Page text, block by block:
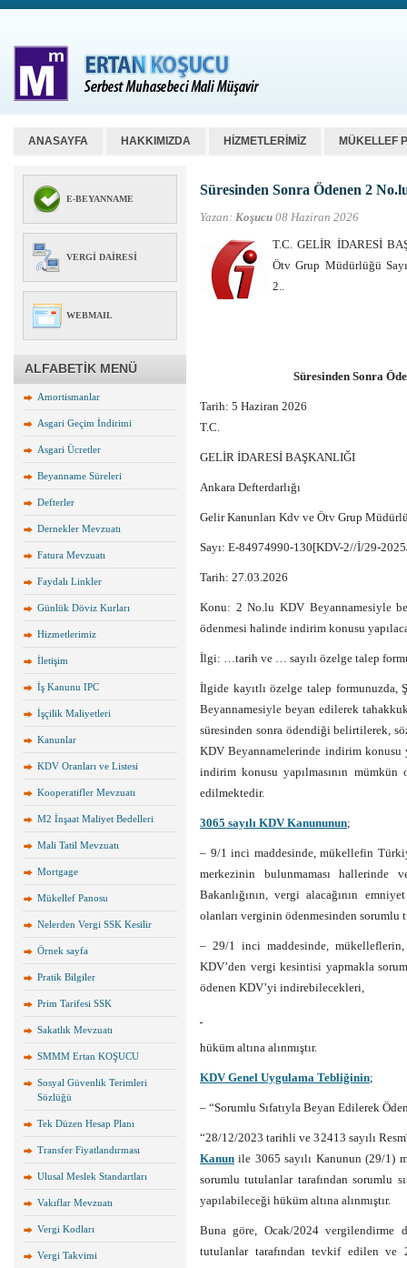
ANASAYFA HAKKIMIZDA HİZMETLERİMİZ MÜKELLEF
E-BEYANNAME
VERGI DAIRESI
WEBMAIL
ALFABETİK MENÜ
Amortismanlar
Asgari Geçim İndirimi
Asgari Ücretler
Beyanname Süreleri
Defterler
Dernekler Mevzuatı
Fatura Mevzuatı
Faydalı Linkler
Günlük Döviz Kurları
Hizmetlerimiz
İletişim
İş Kanunu IPC
İşçilik Maliyetleri
Kanunlar
KDV Oranları ve Listesi
Kooperatifler Mevzuatı
M2 İnşaat Maliyet Bedelleri
Mali Tatil Mevzuatı
Mortgage
Mükellef Panosu
Nelerden Vergi SSK Kesilir
Örnek sayfa
Pratik Bilgiler
Prim Tarifesi SSK
Sakatlık Mevzuatı
SMMM Ertan KOŞUCU
Sosyal Güvenlik Terimleri
Sözlüğü
Tek Düzen Hesap Planı
Transfer Fiyatlandırması
Ulusal Meslek Standartları
Vakıflar Mevzuatı
Vergi Kodları
Vergi Takvimi
Süresinden Sonra Ödenen 2
Yazan: Koşucu 08 Haziran 2026
T.C. GELİR İDARESİ
Ötv Grup Müdürlüğü
2..
Süresinden Sonra
Tarih: 5 Haziran 2026
T.C.
GELİR İDARESİ BAŞKANLIĞI
Ankara Defterdarlığı
Gelir Kanunları Kdv ve Ötv Grup
Sayı: E-84974990-130[KDV-2//İ/29-
Tarih: 27.03.2026
Konu: 2 No.lu KDV Beyannamesiyle
ödenmesi halinde indirim konusu
İlgi: …tarih ve … sayılı özelge talep
İlgide kayıtlı özelge talep formunuzda,
Beyannamesiyle beyan edilerek
süresinden sonra ödendiği belirtilerek,
KDV Beyannamelerinde indirim konusu
indirim konusu yapılmasının mümkün
edilmektedir.
3065 sayılı KDV Kanununun;
– 9/1 inci maddesinde, mükellefin
merkezinin bulunmaması
Bakanlığının, vergi alacağının
olanları verginin ödenmesinden sorumlu
– 29/1 inci maddesinde,
KDV’den vergi kesintisi yapmakla
ödenen KDV’yi indirebilecekleri,
hüküm altına alınmıştır.
KDV Genel Uygulama Tebliğinin;
– “Sorumlu Sıfatıyla Beyan Edilerek
“28/12/2023 tarihli ve 32413 sayılı
Kanun ile 3065 sayılı Kanunun (29/1)
sorumlu tutulanlar tarafından sorumlu
yapılabileceği hüküm altına alınmıştır.
Buna göre, Ocak/2024 vergilendirme
tutulanlar tarafından tevkif edilen ve